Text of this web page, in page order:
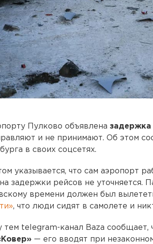
Пулково объявлена задержка
и не принимают. Об этом
в своих соцсетях.
указывается, что сам аэропорт
задержки рейсов не уточняется.
времени должен был
, что люди сидят в самолете и
тем telegram-канал Baza сообщает,
— его вводят при